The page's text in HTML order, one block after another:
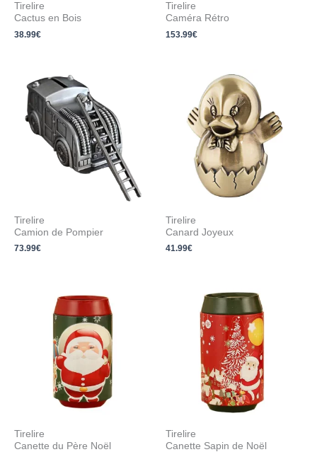
Tirelire
Cactus en Bois
38.99€
Tirelire
Caméra Rétro
153.99€
Tirelire
Camion de Pompier
73.99€
Tirelire
Canard Joyeux
41.99€
Tirelire
Canette du Père Noël
Tirelire
Canette Sapin de Noël